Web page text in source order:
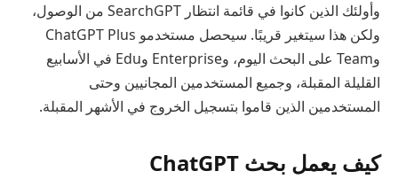
وأولئك الذين كانوا في قائمة انتظار SearchGPT من الوصول،
ولكن هذا سيتغير قريبًا. سيحصل مستخدمو ChatGPT Plus
وTeam على البحث اليوم، وEnterprise وEdu في الأسابيع
القليلة المقبلة، وجميع المستخدمين المجانيين وحتى
المستخدمين الذين قاموا بتسجيل الخروج في الأشهر المقبلة.
كيف يعمل بحث ChatGPT